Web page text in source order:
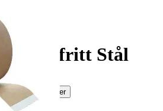
Rostfritt Stål
företag.
Läs mer